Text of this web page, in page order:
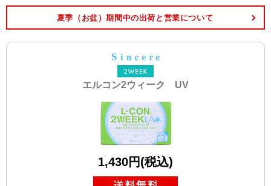
夏季（お盆）期間中の出荷と営業について
エルコン2ウィーク UV
1,430円(税込)